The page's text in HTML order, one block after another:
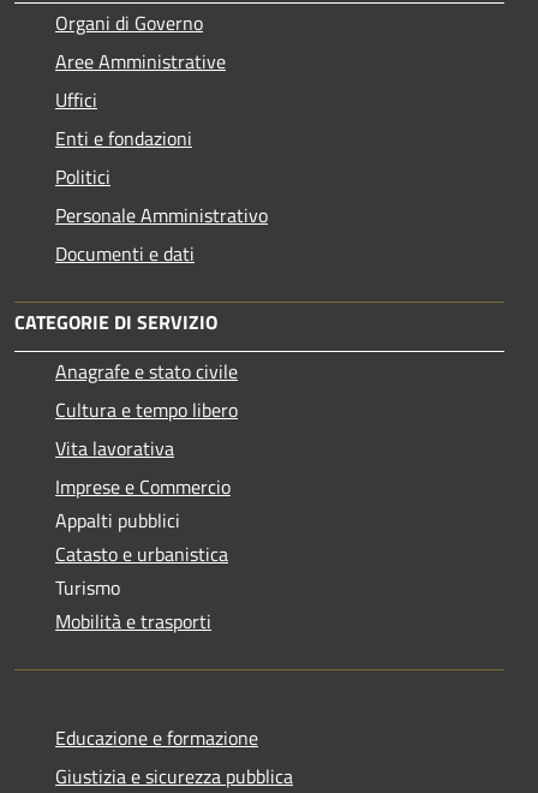
Organi di Governo
Aree Amministrative
Uffici
Enti e fondazioni
Politici
Personale Amministrativo
Documenti e dati
CATEGORIE DI SERVIZIO
Anagrafe e stato civile
Cultura e tempo libero
Vita lavorativa
Imprese e Commercio
Appalti pubblici
Catasto e urbanistica
Turismo
Mobilità e trasporti
Educazione e formazione
Giustizia e sicurezza pubblica